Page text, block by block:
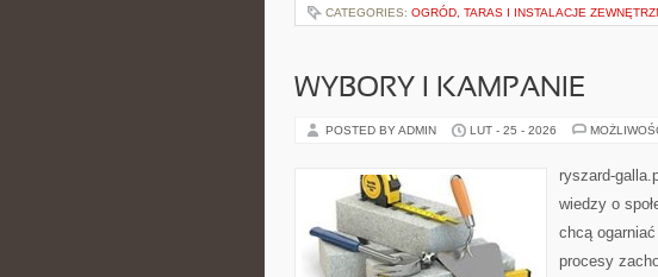
CATEGORIES: OGRÓD, TARAS I INSTALACJE
WYBORY I KAMPANIE
POSTED BY ADMIN LUT - 25 - 2026
ryszard-
wiedzy o
chcą
procesy